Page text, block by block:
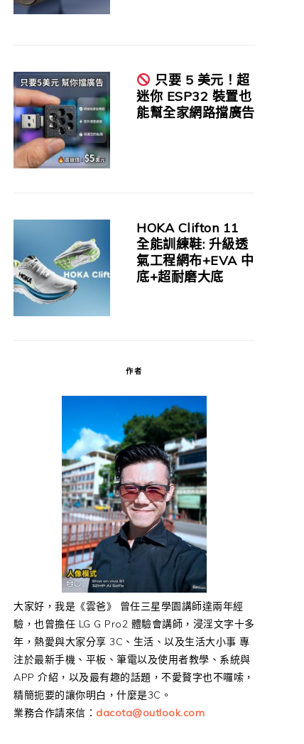
只要 5 美元！超
迷你 ESP32 裝置也
能幫全家網路擋廣告
HOKA Clifton 11
全能訓練鞋: 升級透
氣工程網布+EVA 中
底+超耐磨大底
作者
大家好，我是《雲爸》 曾任三星學園講師達兩年經
驗，也曾擔任 LG G Pro2 體驗會講師，浸淫文字十多
年，熱愛與大家分享 3C、生活、以及生活大小事 專
注於最新手機、平板、筆電以及使用者教學、系統與
APP 介紹，以及最有趣的話題，不愛贅字也不囉嗦，
精簡扼要的讓你明白，什麼是3C。
業務合作請來信： dacota@outlook.com